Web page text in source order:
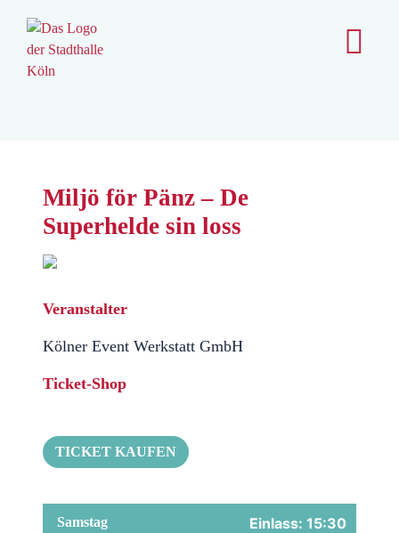
Miljö för Pänz – De
Superhelde sin loss
Veranstalter
Kölner Event Werkstatt GmbH
Ticket-Shop
TICKET KAUFEN
Samstag
Einlass: 15:30